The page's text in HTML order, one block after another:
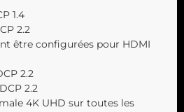
1.4
2.2
être configurées pour HDMI
2.2
2.2
4K UHD sur toutes les